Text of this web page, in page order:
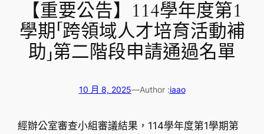
【重要公告】114學年度第1
學期「跨領域人才培育活動補
助」第二階段申請通過名單
10 月 8, 2025—Author :iaao
經辦公室審查小組審議結果，114學年度第1學期第